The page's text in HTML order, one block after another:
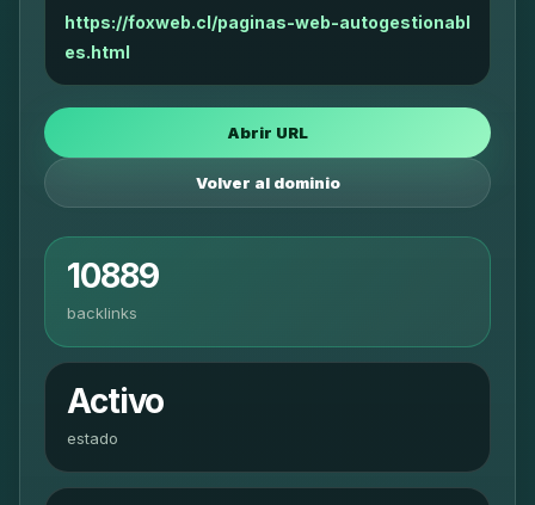
https://foxweb.cl/paginas-web-autogestionabl
es.html
Abrir URL
Volver al dominio
10889
backlinks
Activo
estado